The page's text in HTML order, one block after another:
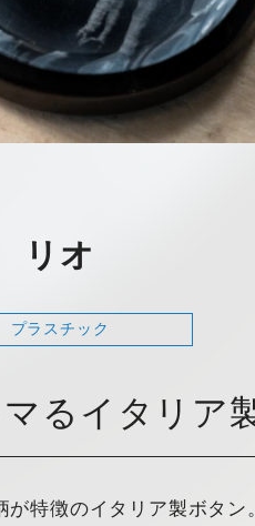
リオ
プラスチック
マるイタリア製
が特徴のイタリア製ボタン。